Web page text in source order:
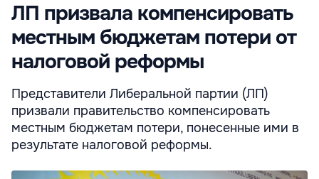
ЛП призвала компенсировать
местным бюджетам потери от
налоговой реформы
Представители Либеральной партии (ЛП)
призвали правительство компенсировать
местным бюджетам потери, понесенные ими в
результате налоговой реформы.